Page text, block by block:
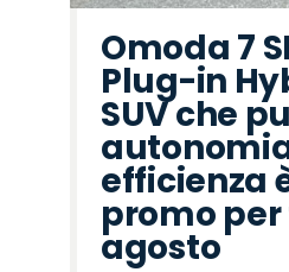
Omoda 7
Plug-in
SUV che
efficienza
promo
agosto